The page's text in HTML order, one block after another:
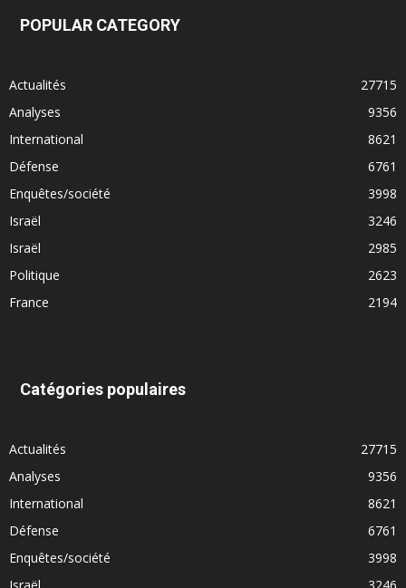
POPULAR CATEGORY
Actualités
27715
Analyses
9356
International
8621
Défense
6761
Enquêtes/société
3998
Israël
3246
Israël
2985
Politique
2623
France
2194
Catégories populaires
Actualités
27715
Analyses
9356
International
8621
Défense
6761
Enquêtes/société
3998